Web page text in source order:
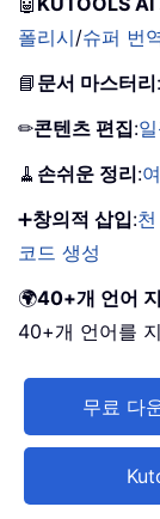
폴리시/슈퍼 번
📘 문서 마스터리:
✏콘텐츠 편집:
🧹 손쉬운 정리:
➕창의적 삽입:
코드 생성
🌍40+개 언어
40+개 언어를
무료 다